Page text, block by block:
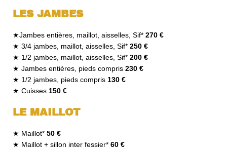
LES JAMBES
★Jambes entières, maillot, aisselles, Sif* 270 €
★ 3/4 jambes, maillot, aisselles, Sif* 250 €
★ 1/2 jambes, maillot, aisselles, Sif* 200 €
★ Jambes entières, pieds compris 230 €
★ 1/2 jambes, pieds compris 130 €
★ Cuisses 150 €
LE MAILLOT
★ Maillot* 50 €
★ Maillot + sillon inter fessier* 60 €